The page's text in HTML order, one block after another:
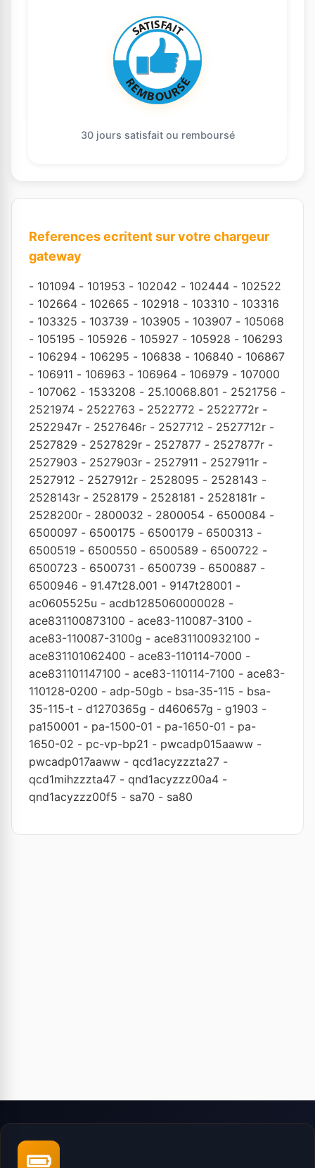
30 jours satisfait ou remboursé
References ecritent sur votre chargeur
gateway
- 101094 - 101953 - 102042 - 102444 - 102522
- 102664 - 102665 - 102918 - 103310 - 103316
- 103325 - 103739 - 103905 - 103907 - 105068
- 105195 - 105926 - 105927 - 105928 - 106293
- 106294 - 106295 - 106838 - 106840 - 106867
- 106911 - 106963 - 106964 - 106979 - 107000
- 107062 - 1533208 - 25.10068.801 - 2521756 -
2521974 - 2522763 - 2522772 - 2522772r -
2522947r - 2527646r - 2527712 - 2527712r -
2527829 - 2527829r - 2527877 - 2527877r -
2527903 - 2527903r - 2527911 - 2527911r -
2527912 - 2527912r - 2528095 - 2528143 -
2528143r - 2528179 - 2528181 - 2528181r -
2528200r - 2800032 - 2800054 - 6500084 -
6500097 - 6500175 - 6500179 - 6500313 -
6500519 - 6500550 - 6500589 - 6500722 -
6500723 - 6500731 - 6500739 - 6500887 -
6500946 - 91.47t28.001 - 9147t28001 -
ac0605525u - acdb1285060000028 -
ace831100873100 - ace83-110087-3100 -
ace83-110087-3100g - ace831100932100 -
ace831101062400 - ace83-110114-7000 -
ace831101147100 - ace83-110114-7100 - ace83-
110128-0200 - adp-50gb - bsa-35-115 - bsa-
35-115-t - d1270365g - d460657g - g1903 -
pa150001 - pa-1500-01 - pa-1650-01 - pa-
1650-02 - pc-vp-bp21 - pwcadp015aaww -
pwcadp017aaww - qcd1acyzzzta27 -
qcd1mihzzzta47 - qnd1acyzzz00a4 -
qnd1acyzzz00f5 - sa70 - sa80